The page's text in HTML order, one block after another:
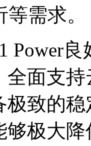
需求。
Power
全面支
极致的
够极大